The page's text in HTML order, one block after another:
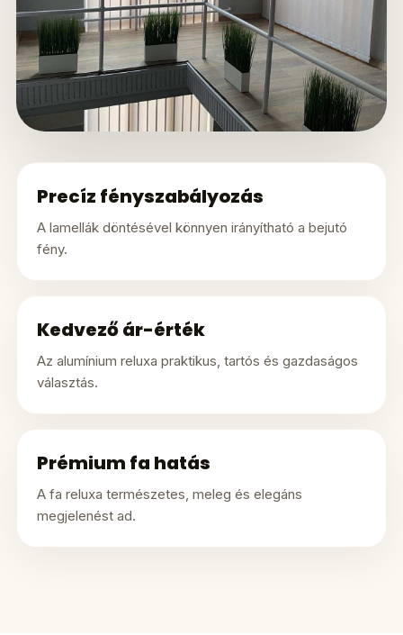
Precíz fényszabályozás
A lamellák döntésével könnyen irányítható a bejutó
fény.
Kedvező ár-érték
Az alumínium reluxa praktikus, tartós és gazdaságos
választás.
Prémium fa hatás
A fa reluxa természetes, meleg és elegáns
megjelenést ad.